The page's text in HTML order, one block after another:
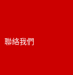
聯絡我們